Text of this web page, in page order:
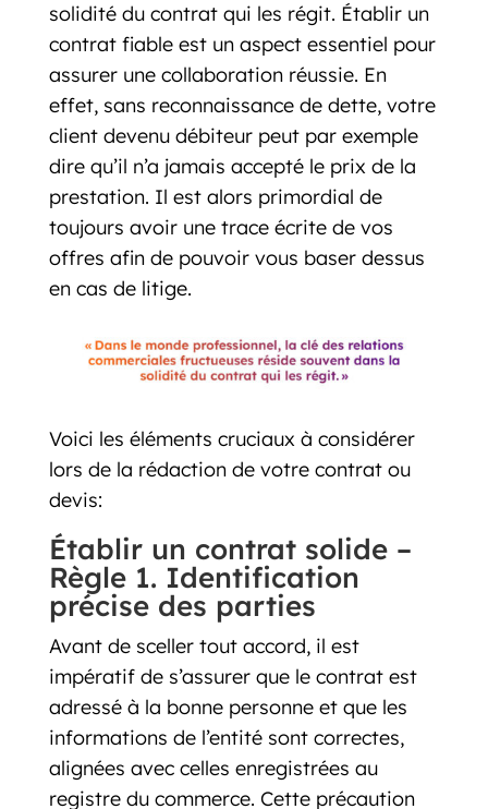
solidité du contrat qui les régit. Établir un
contrat fiable est un aspect essentiel pour
assurer une collaboration réussie. En
effet, sans reconnaissance de dette, votre
client devenu débiteur peut par exemple
dire qu’il n’a jamais accepté le prix de la
prestation. Il est alors primordial de
toujours avoir une trace écrite de vos
offres afin de pouvoir vous baser dessus
en cas de litige.
Voici les éléments cruciaux à considérer
lors de la rédaction de votre contrat ou
devis:
Établir un contrat solide –
Règle 1. Identification
précise des parties
Avant de sceller tout accord, il est
impératif de s’assurer que le contrat est
adressé à la bonne personne et que les
informations de l’entité sont correctes,
alignées avec celles enregistrées au
registre du commerce. Cette précaution